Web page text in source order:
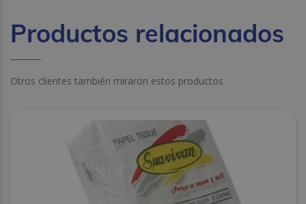
Productos relacionados
Otros clientes también miraron estos productos